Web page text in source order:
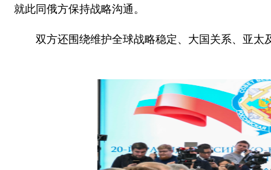
就此同俄方保持战略沟通。
双方还围绕维护全球战略稳定、大国关系、亚